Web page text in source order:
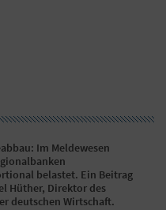
Im Meldewesen
belastet. Ein Beitrag
Hüther, Direktor des
deutschen Wirtschaft.